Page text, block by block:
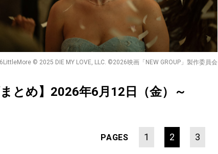
© 2025 DIE MY LOVE, LLC. ©2026映画「NEW GROUP」製作委員会
とめ】2026年6月12日（金）～
PAGES 1 2 3